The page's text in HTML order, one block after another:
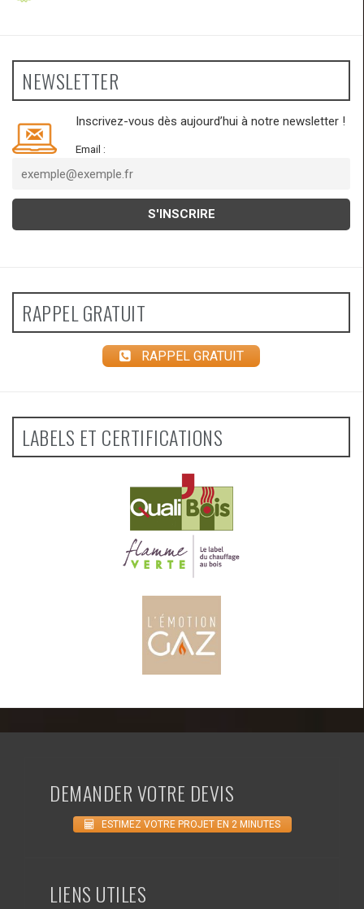
NEWSLETTER
Inscrivez-vous dès aujourd’hui à notre newsletter !
Email :
RAPPEL GRATUIT
RAPPEL GRATUIT
LABELS ET CERTIFICATIONS
DEMANDER VOTRE DEVIS
ESTIMEZ VOTRE PROJET EN 2 MINUTES
LIENS UTILES